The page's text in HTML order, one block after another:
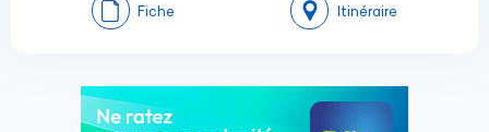
Fiche Itinéraire